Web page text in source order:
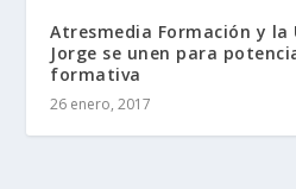
Atresmedia Formación y la
Jorge se unen para
formativa
26 enero, 2017